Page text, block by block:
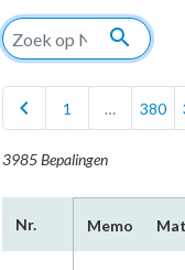
search
chevron_left 1 … 380
3985 Bepalingen
Nr. Memo